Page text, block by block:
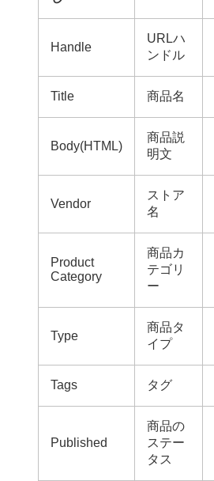
Handle
URLハ
ンドル
Title 商品名
Body(HTML)
商品説
明文
Vendor
ストア
名
Product
Category
商品カ
テゴリ
ー
Type
商品タ
イプ
Tags タグ
Published
商品の
ステー
タス